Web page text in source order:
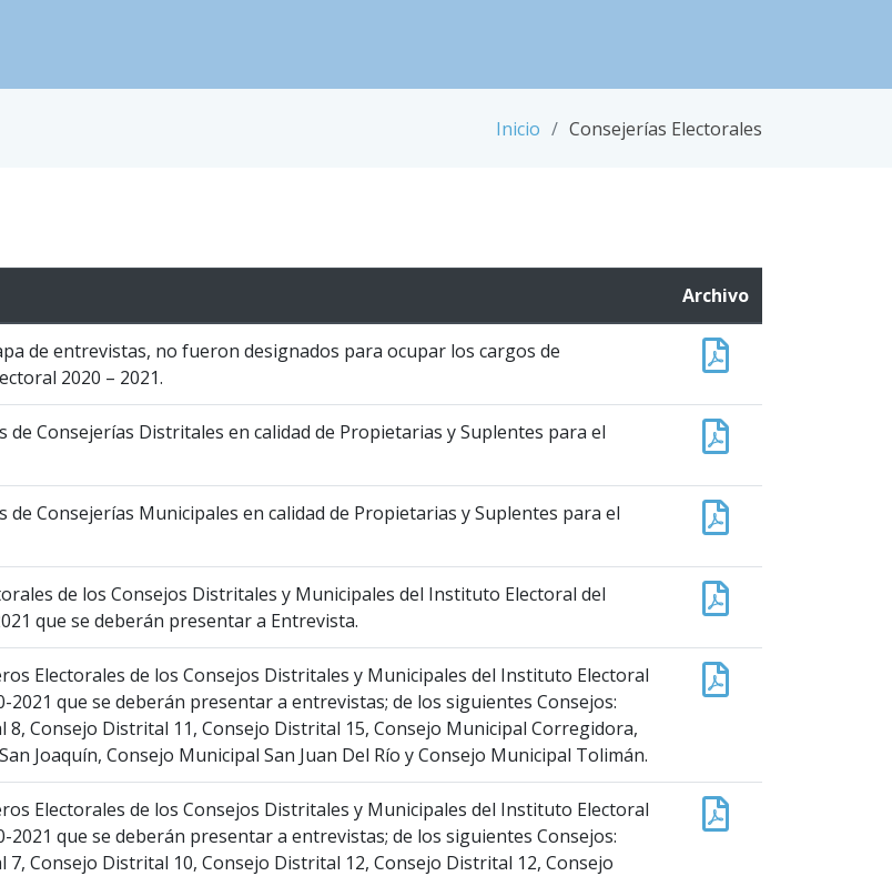
Inicio Consejerías Electorales
Archivo
de entrevistas, no fueron designados para ocupar los cargos de
2020 – 2021.
Consejerías Distritales en calidad de Propietarias y Suplentes para el
Consejerías Municipales en calidad de Propietarias y Suplentes para el
de los Consejos Distritales y Municipales del Instituto Electoral del
que se deberán presentar a Entrevista.
Electorales de los Consejos Distritales y Municipales del Instituto Electoral
que se deberán presentar a entrevistas; de los siguientes Consejos:
Consejo Distrital 11, Consejo Distrital 15, Consejo Municipal Corregidora,
Joaquín, Consejo Municipal San Juan Del Río y Consejo Municipal Tolimán.
Electorales de los Consejos Distritales y Municipales del Instituto Electoral
que se deberán presentar a entrevistas; de los siguientes Consejos:
Consejo Distrital 10, Consejo Distrital 12, Consejo Distrital 12, Consejo